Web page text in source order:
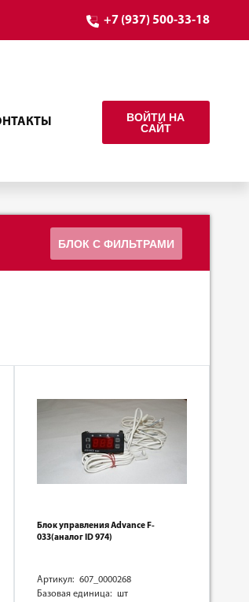
+7 (937) 500-33-18
ВОЙТИ НА
САЙТ
БЛОК С ФИЛЬТРАМИ
Блок управления Advance F-
033(аналог ID 974)
Артикул: 607_0000268
Базовая единица: шт